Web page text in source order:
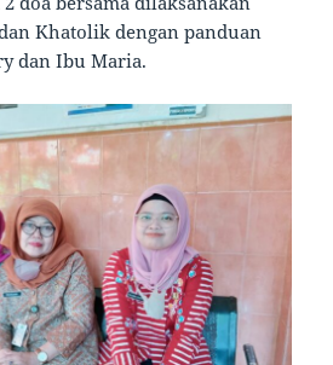
Khatolik dengan panduan
dan Ibu Maria.